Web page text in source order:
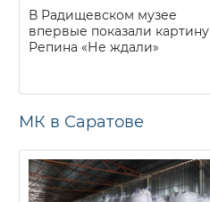
В Радищевском музее
впервые показали картину
Репина «Не ждали»
МК в Саратове